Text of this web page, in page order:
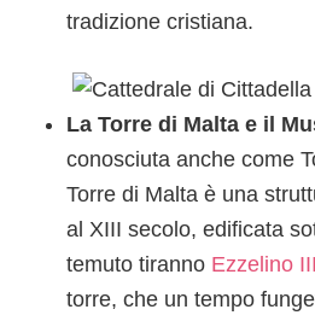
tradizione cristiana.
La Torre di Malta e il
conosciuta anche come
Torre di Malta è una
al XIII secolo, edificata
temuto tiranno Ezzelino III
torre, che un tempo